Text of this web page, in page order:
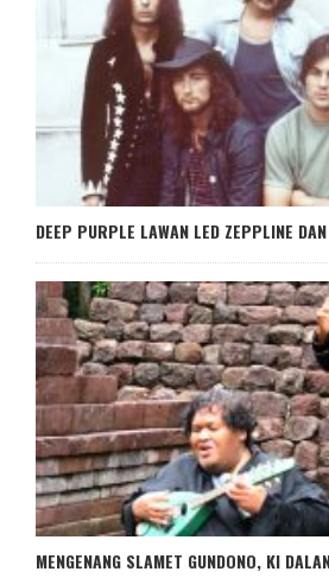
DEEP PURPLE LAWAN LED ZEPPLINE
MENGENANG SLAMET GUNDONO, KI